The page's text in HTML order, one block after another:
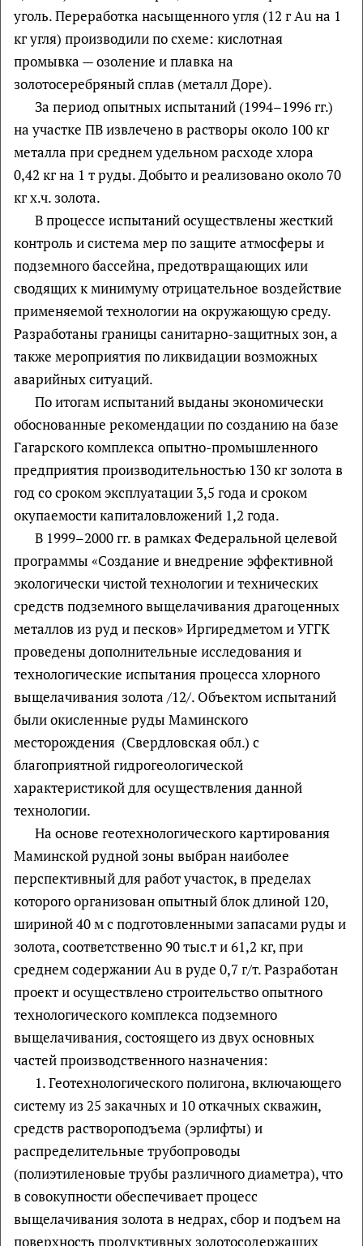
уголь. Переработка насыщенного угля (12 г Au на 1
кг угля) производили по схеме: кислотная
промывка — озоление и плавка на
золотосеребряный сплав (металл Доре).
За период опытных испытаний (1994–1996 гг.)
на участке ПВ извлечено в растворы около 100 кг
металла при среднем удельном расходе хлора
0,42 кг на 1 т руды. Добыто и реализовано около 70
кг х.ч. золота.
В процессе испытаний осуществлены жесткий
контроль и система мер по защите атмосферы и
подземного бассейна, предотвращающих или
сводящих к минимуму отрицательное воздействие
применяемой технологии на окружающую среду.
Разработаны границы санитарно-защитных зон, а
также мероприятия по ликвидации возможных
аварийных ситуаций.
По итогам испытаний выданы экономически
обоснованные рекомендации по созданию на базе
Гагарского комплекса опытно-промышленного
предприятия производительностью 130 кг золота в
год со сроком эксплуатации 3,5 года и сроком
окупаемости капиталовложений 1,2 года.
В 1999–2000 гг. в рамках Федеральной целевой
программы «Создание и внедрение эффективной
экологически чистой технологии и технических
средств подземного выщелачивания драгоценных
металлов из руд и песков» Иргиредметом и УГГК
проведены дополнительные исследования и
технологические испытания процесса хлорного
выщелачивания золота /12/. Объектом испытаний
были окисленные руды Маминского
месторождения (Свердловская обл.) с
благоприятной гидрогеологической
характеристикой для осуществления данной
технологии.
На основе геотехнологического картирования
Маминской рудной зоны выбран наиболее
перспективный для работ участок, в пределах
которого организован опытный блок длиной 120,
шириной 40 м с подготовленными запасами руды и
золота, соответственно 90 тыс.т и 61,2 кг, при
среднем содержании Au в руде 0,7 г/т. Разработан
проект и осуществлено строительство опытного
технологического комплекса подземного
выщелачивания, состоящего из двух основных
частей производственного назначения:
1. Геотехнологического полигона, включающего
систему из 25 закачных и 10 откачных скважин,
средств раствороподъема (эрлифты) и
распределительные трубопроводы
(полиэтиленовые трубы различного диаметра), что
в совокупности обеспечивает процесс
выщелачивания золота в недрах, сбор и подъем на
поверхность продуктивных золотосодержащих